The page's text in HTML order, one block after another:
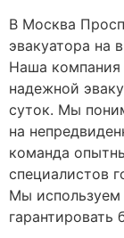
В Москва
эвакуатора на
Наша компания
надежной
суток. Мы
на
команда
специалистов
Мы используем
гарантировать